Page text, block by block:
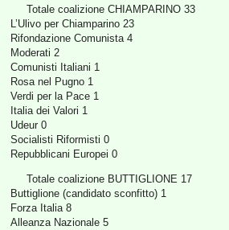
Totale coalizione CHIAMPARINO 33
L’Ulivo per Chiamparino 23
Rifondazione Comunista 4
Moderati 2
Comunisti Italiani 1
Rosa nel Pugno 1
Verdi per la Pace 1
Italia dei Valori 1
Udeur 0
Socialisti Riformisti 0
Repubblicani Europei 0
Totale coalizione BUTTIGLIONE 17
Buttiglione (candidato sconfitto) 1
Forza Italia 8
Alleanza Nazionale 5